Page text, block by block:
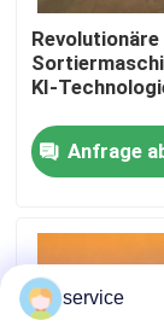
Fabrik-
Treten Sie
Sortierende
Revolutionäre
KI-
Anfrage
service